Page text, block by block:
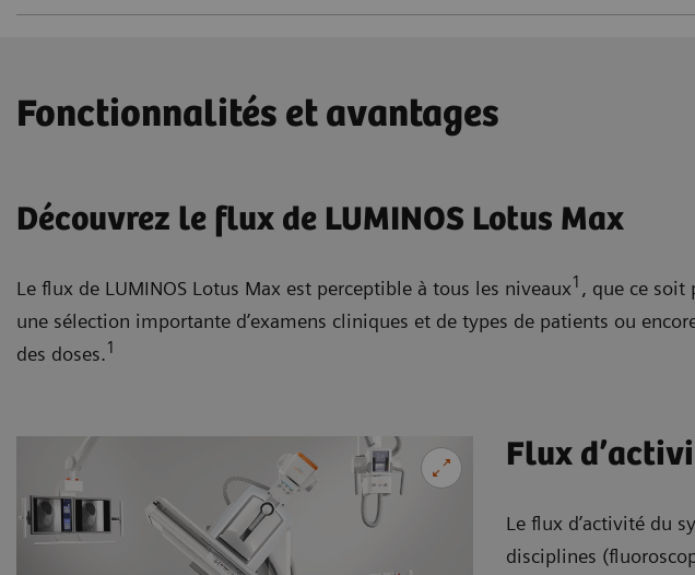
Fonctionnalités et avantages
Découvrez le flux de LUMINOS Lotus Max
Le flux de LUMINOS Lotus Max est perceptible à tous les niveaux1 , que ce soit
une sélection importante d’examens cliniques et de types de patients ou
des doses.1
Flux
Le flux d’activité du
disciplines